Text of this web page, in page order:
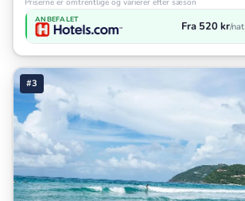
Priserne er omtrentlige og varierer efter sæson
ANBEFALET Fra 520 kr/nat
#3